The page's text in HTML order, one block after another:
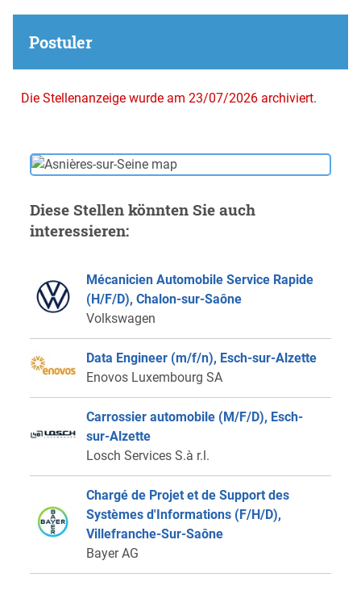
Postuler
Die Stellenanzeige wurde am 23/07/2026 archiviert.
Diese Stellen könnten Sie auch
interessieren:
Mécanicien Automobile Service Rapide
(H/F/D), Chalon-sur-Saône
Volkswagen
Data Engineer (m/f/n), Esch-sur-Alzette
Enovos Luxembourg SA
Carrossier automobile (M/F/D), Esch-
sur-Alzette
Losch Services S.à r.l.
Chargé de Projet et de Support des
Systèmes d'Informations (F/H/D),
Villefranche-Sur-Saône
Bayer AG